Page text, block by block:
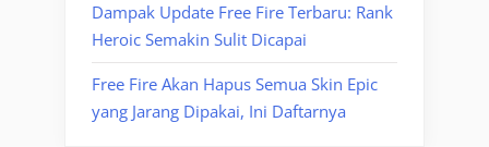
Dampak Update Free Fire Terbaru: Rank
Heroic Semakin Sulit Dicapai
Free Fire Akan Hapus Semua Skin Epic
yang Jarang Dipakai, Ini Daftarnya